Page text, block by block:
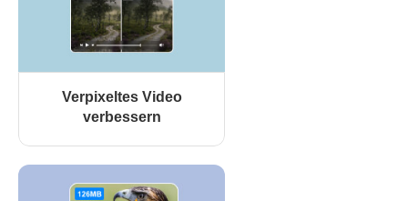
Verpixeltes Video
verbessern